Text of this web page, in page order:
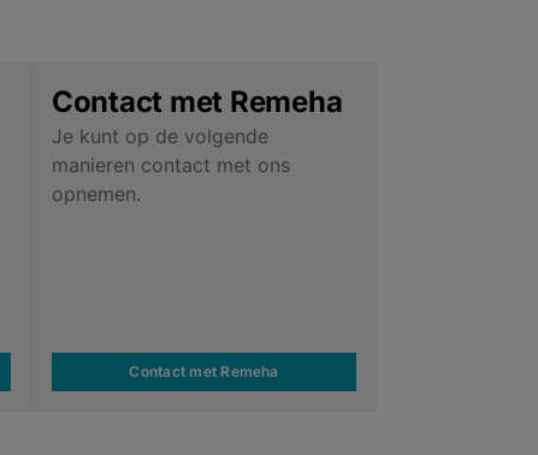
Contact met Remeha
Je kunt op de volgende
manieren contact met ons
opnemen.
Contact met Remeha